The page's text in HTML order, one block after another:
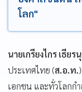
โลก"
นายเกรียงไกร เธียร
ประเทศไทย (ส.อ.ท.
เอกชน และทั่วโลกก